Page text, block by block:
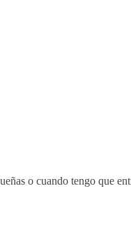
o cuando tengo que